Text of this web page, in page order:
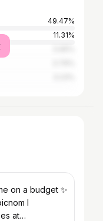
49.47%
11.31%
on a budget ✨
I